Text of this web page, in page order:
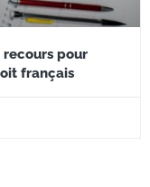
pour
français